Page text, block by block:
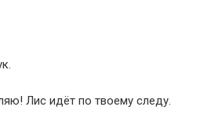
Лис идёт по твоему следу.